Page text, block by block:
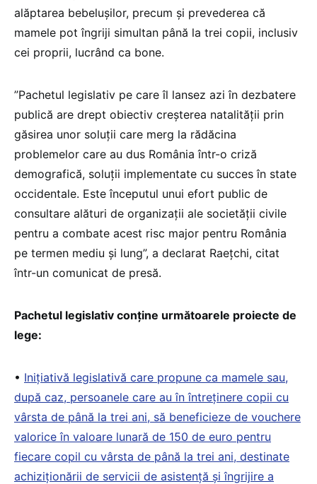
alăptarea bebelușilor, precum și prevederea că
mamele pot îngriji simultan până la trei copii, inclusiv
cei proprii, lucrând ca bone.
”Pachetul legislativ pe care îl lansez azi în dezbatere
publică are drept obiectiv creșterea natalității prin
găsirea unor soluții care merg la rădăcina
problemelor care au dus România într-o criză
demografică, soluții implementate cu succes în state
occidentale. Este începutul unui efort public de
consultare alături de organizații ale societății civile
pentru a combate acest risc major pentru România
pe termen mediu și lung”, a declarat Raețchi, citat
într-un comunicat de presă.
Pachetul legislativ conține următoarele proiecte de
lege:
• Inițiativă legislativă care propune ca mamele sau,
după caz, persoanele care au în întreținere copii cu
vârsta de până la trei ani, să beneficieze de vouchere
valorice în valoare lunară de 150 de euro pentru
fiecare copil cu vârsta de până la trei ani, destinate
achiziționării de servicii de asistență și îngrijire a